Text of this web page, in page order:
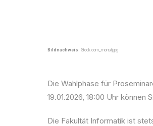
Bildnachweis:iStock.com_monsitj.jpg
Die Wahlphase für
19.01.2026, 18:00 Uhr
Die Fakultät Informatik ist